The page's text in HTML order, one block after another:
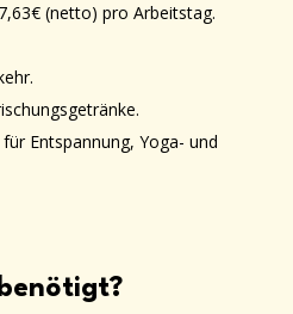
(netto) pro Arbeitstag.
Entspannung, Yoga- und